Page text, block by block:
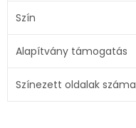
Szín
Alapítvány támogatás
Színezett oldalak száma